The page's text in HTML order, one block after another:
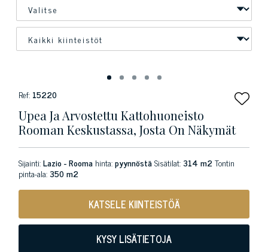
Ref: 15220
Upea Ja Arvostettu Kattohuoneisto
Rooman Keskustassa, Josta On Näkymät
Sijainti:Lazio - Rooma hinta:pyynnöstäSisätilat:314 m2Tontin
pinta-ala:350 m2
KATSELE KIINTEISTÖÄ
KYSY LISÄTIETOJA